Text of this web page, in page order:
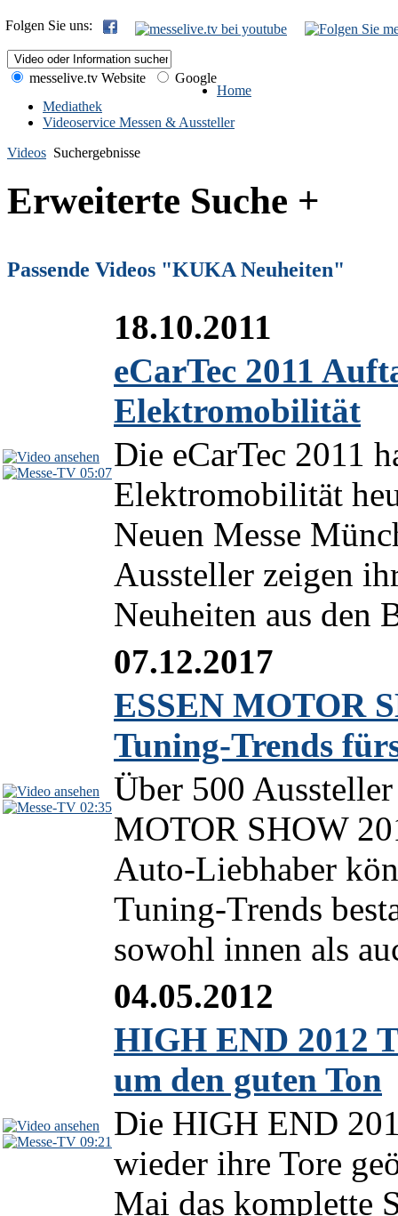
Folgen Sie uns:
messelive.tv Website
Google
Home
Mediathek
Videoservice Messen & Aussteller
Videos Suchergebnisse
Erweiterte Suche +
Passende Videos "KUKA Neuheiten"
05:07
18.10.2011
eCarTec 2011
Elektromobilität
Die eCarTec 2011
Elektromobilität
Neuen Messe
Aussteller zeigen
Neuheiten aus den
02:35
07.12.2017
ESSEN MOTOR
Tuning-Trends
Über 500
MOTOR SHOW
Auto-Liebhaber
Tuning-Trends
sowohl innen als
09:21
04.05.2012
HIGH END 2012
um den guten Ton
Die HIGH END
wieder ihre Tore
Mai das komplette